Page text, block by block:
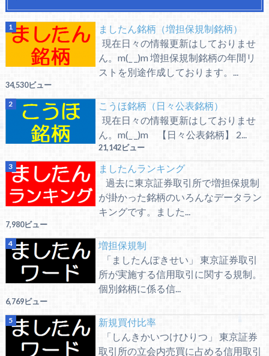
ましたん銘柄（増担保規制銘柄）
現在日々の情報更新はしておりませ
ん。m(_ _)m 増担保規制銘柄の年間リ
ストを別途作成しております。...
34,530ビュー
こうほ銘柄（日々公表銘柄）
現在日々の情報更新はしておりませ
ん。m(_ _)m 【日々公表銘柄】 2...
21,142ビュー
ましたんランキング
過去に東京証券取引所で増担保規制
が掛かった銘柄のいろんなデータラン
キングです。ました...
7,980ビュー
増担保規制
「ましたんぽきせい」 東京証券取引
所が実施する信用取引に関する規制。
個別銘柄に係る信...
6,769ビュー
新規買付比率
「しんきかいつけひりつ」 東京証券
取引所の立会内売買に占める信用取引